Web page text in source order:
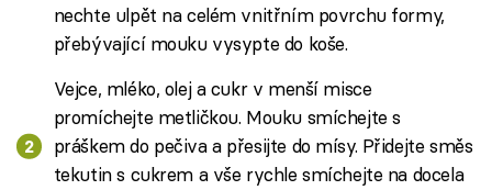
nechte ulpět na celém vnitřním povrchu formy,
přebývající mouku vysypte do koše.
Vejce, mléko, olej a cukr v menší misce
promíchejte metličkou. Mouku smíchejte s
práškem do pečiva a přesijte do mísy. Přidejte směs
tekutin s cukrem a vše rychle smíchejte na docela